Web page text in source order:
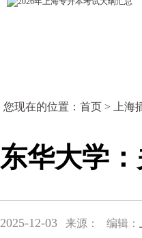
您现在的位置： 首页 > 上海
东华大学
2025-12-03 来源： 编辑：